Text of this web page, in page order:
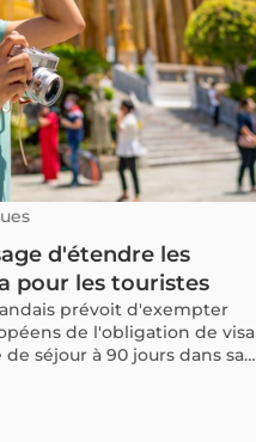
d'étendre les
pour les touristes
prévoit d'exempter
de l'obligation de visa
séjour à 90 jours dans sa